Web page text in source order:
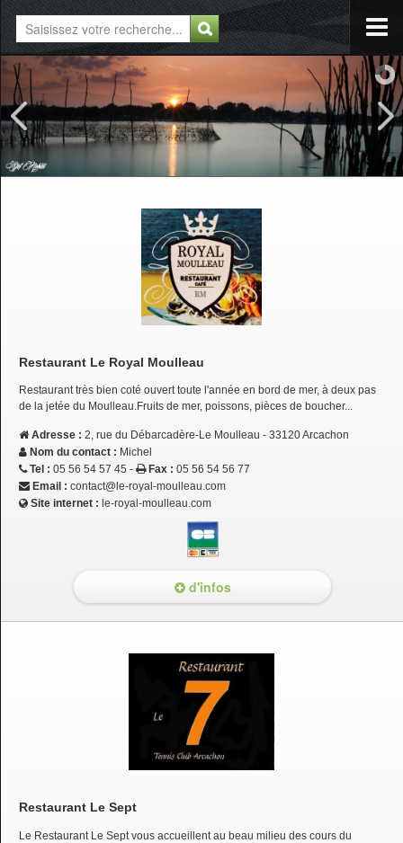
Restaurant Le Royal Moulleau
Restaurant très bien coté ouvert toute l'année en bord de mer, à deux pas
de la jetée du Moulleau.Fruits de mer, poissons, pièces de boucher...
Adresse : 2, rue du Débarcadère-Le Moulleau - 33120 Arcachon
Nom du contact : Michel
Tel : 05 56 54 57 45 - Fax : 05 56 54 56 77
Email : contact@le-royal-moulleau.com
Site internet : le-royal-moulleau.com
d'infos
Restaurant Le Sept
Le Restaurant Le Sept vous accueillent au beau milieu des cours du